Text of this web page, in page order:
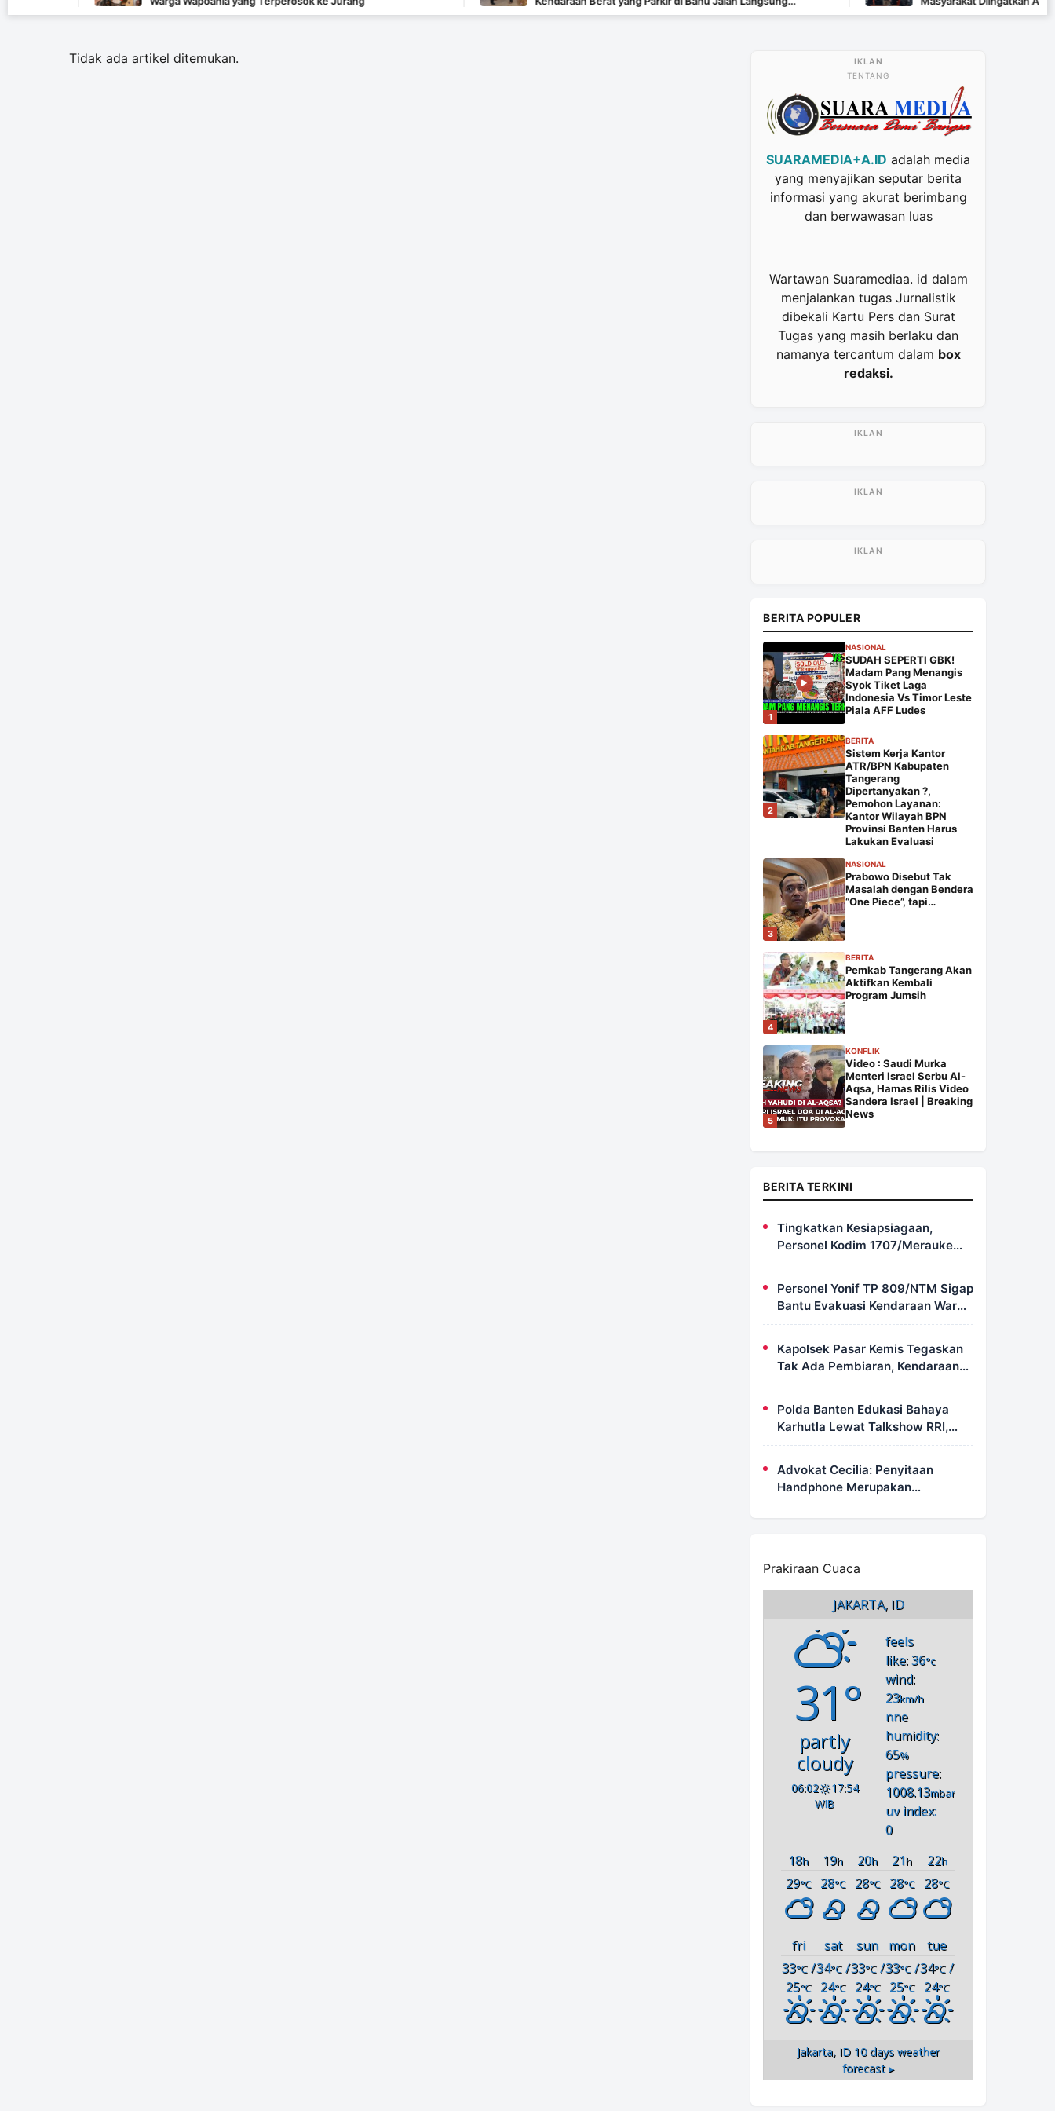
Ditertibkan
Tidak ada artikel ditemukan.
TENTANG
SUARAMEDIA+A.ID adalah media
yang menyajikan seputar berita
informasi yang akurat berimbang
dan berwawasan luas
Wartawan Suaramediaa. id dalam
menjalankan tugas Jurnalistik
dibekali Kartu Pers dan Surat
Tugas yang masih berlaku dan
namanya tercantum dalam box
redaksi.
BERITA POPULER
1
NASIONAL
SUDAH SEPERTI GBK!
Madam Pang Menangis
Syok Tiket Laga
Indonesia Vs Timor Leste
Piala AFF Ludes
2
BERITA
Sistem Kerja Kantor
ATR/BPN Kabupaten
Tangerang
Dipertanyakan ?,
Pemohon Layanan:
Kantor Wilayah BPN
Provinsi Banten Harus
Lakukan Evaluasi
3
NASIONAL
Prabowo Disebut Tak
Masalah dengan Bendera
“One Piece”, tapi…
4
BERITA
Pemkab Tangerang Akan
Aktifkan Kembali
Program Jumsih
5
KONFLIK
Video : Saudi Murka
Menteri Israel Serbu Al-
Aqsa, Hamas Rilis Video
Sandera Israel | Breaking
News
BERITA TERKINI
Tingkatkan Kesiapsiagaan,
Personel Kodim 1707/Merauke
Asah Ketrampilan Bersama
Petugas Damkar
Personel Yonif TP 809/NTM Sigap
Bantu Evakuasi Kendaraan Warga
Wapoania yang Terperosok ke
Kapolsek Pasar Kemis Tegaskan
Tak Ada Pembiaran, Kendaraan
Berat yang Parkir di Bahu Jalan
Langsung Ditertibkan
Polda Banten Edukasi Bahaya
Karhutla Lewat Talkshow RRI,
Masyarakat Diingatkan Ancaman
Pidana Pembakaran Lahan
Advokat Cecilia: Penyitaan
Handphone Merupakan
Prakiraan Cuaca
JAKARTA, ID
31°
partly
cloudy
06:02
17:54
WIB
feels
like: 36°c
wind:
23km/h
nne
humidity:
65%
pressure:
1008.13mbar
uv index:
0
18h 19h 20h 21h 22h
29°C 28°C 28°C 28°C 28°C
fri sat sun mon
tue
33°C/
25°C
34°C/
24°C
33°C/
24°C
33°C/
25°C
34°C /
24°C
Jakarta, ID 10 days weather
forecast ▸